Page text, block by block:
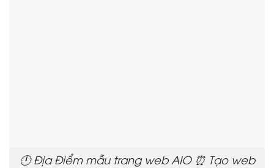
🕛 Địa Điểm mẫu trang web AIO ⏰ Tạo web